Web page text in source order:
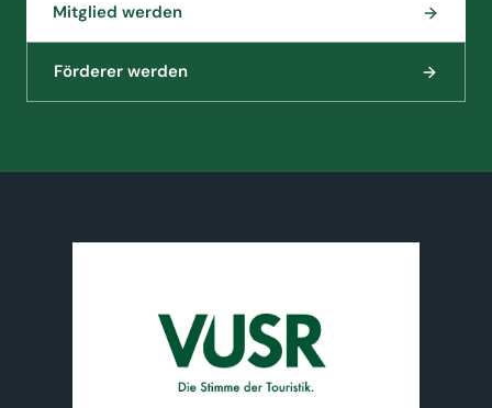
Mitglied werden
Förderer werden